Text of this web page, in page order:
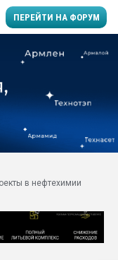
ПЕРЕЙТИ НА ФОРУМ
умельцы изготовили
Продажа готового
производство SPC
29.07.2026 ФРП помог
Помощь в подборе
в нефтехимии